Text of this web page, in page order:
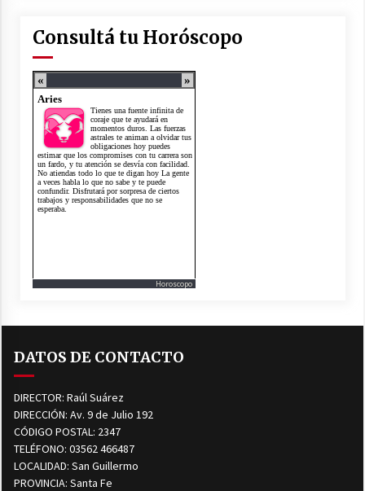
Consultá tu Horóscopo
Horoscopo
DATOS DE CONTACTO
DIRECTOR: Raúl Suárez
DIRECCIÓN: Av. 9 de Julio 192
CÓDIGO POSTAL: 2347
TELÉFONO: 03562 466487
LOCALIDAD: San Guillermo
PROVINCIA: Santa Fe